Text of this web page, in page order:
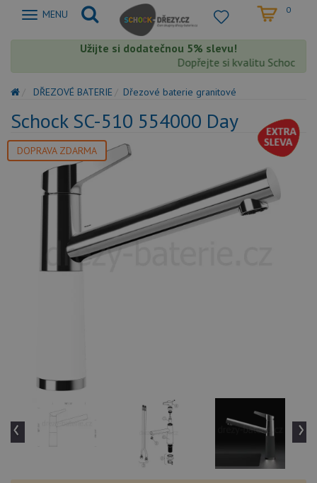
Zobrazit
MENU 0
Užijte si dodatečnou 5% slevu!
Dopřejte si kvalitu Schock s
DŘEZOVÉ BATERIE Dřezové baterie granitové
Schock SC-510 554000 Day
DOPRAVA ZDARMA
‹ ›